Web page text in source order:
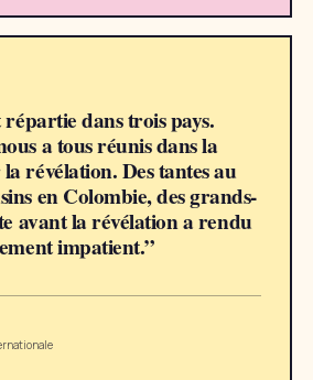
dans trois pays.
a tous réunis dans la
révélation. Des tantes au
en Colombie, des grands-
avant la révélation a rendu
impatient.”